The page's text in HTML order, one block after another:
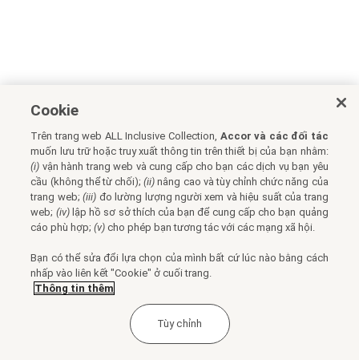
Cookie
Trên trang web ALL Inclusive Collection, Accor và các đối tác
muốn lưu trữ hoặc truy xuất thông tin trên thiết bị của bạn nhằm:
(i) vận hành trang web và cung cấp cho bạn các dịch vụ bạn yêu
cầu (không thể từ chối);(ii) nâng cao và tùy chỉnh chức năng của
trang web;(iii) đo lường lượng người xem và hiệu suất của trang
web; (iv)lập hồ sơ sở thích của bạn để cung cấp cho bạn quảng
cáo phù hợp;(v) cho phép bạn tương tác với các mạng xã hội.
Bạn có thể sửa đổi lựa chọn của mình bất cứ lúc nào bằng cách
nhấp vào liên kết "Cookie" ở cuối trang.
Thông tin thêm
Tùy chỉnh